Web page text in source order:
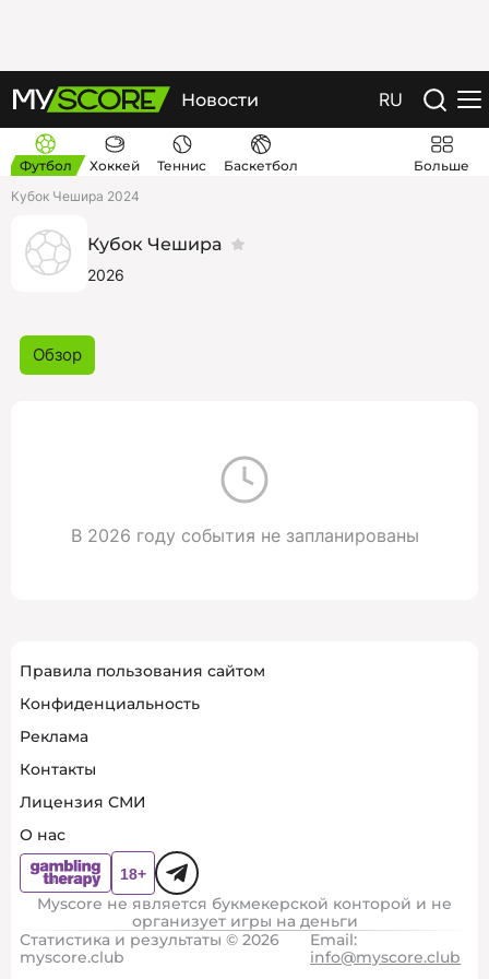
Новости RU
Футбол Хоккей Теннис Баскетбол
Больше
Кубок Чешира 2024
Кубок Чешира
2026
Обзор
В 2026 году события не запланированы
Правила пользования сайтом
Конфиденциальность
Реклама
Контакты
Лицензия СМИ
О нас
Myscore не является букмекерской конторой и не
организует игры на деньги
Статистика и результаты © 2026
myscore.club
Email:
info@myscore.club